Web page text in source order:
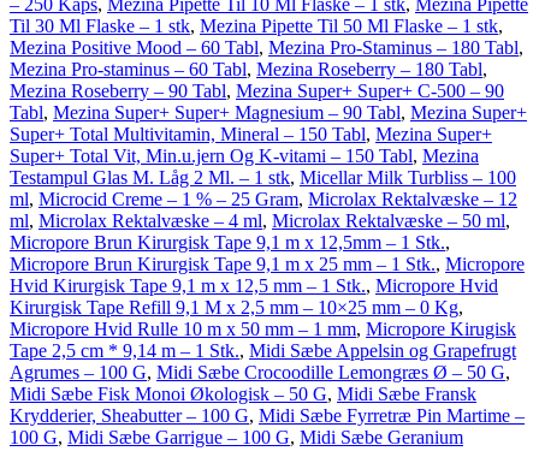
– 250 Kaps, Mezina Pipette Til 10 Ml Flaske – 1 stk, Mezina Pipette
Til 30 Ml Flaske – 1 stk, Mezina Pipette Til 50 Ml Flaske – 1 stk,
Mezina Positive Mood – 60 Tabl, Mezina Pro-Staminus – 180 Tabl,
Mezina Pro-staminus – 60 Tabl, Mezina Roseberry – 180 Tabl,
Mezina Roseberry – 90 Tabl, Mezina Super+ Super+ C-500 – 90
Tabl, Mezina Super+ Super+ Magnesium – 90 Tabl, Mezina Super+
Super+ Total Multivitamin, Mineral – 150 Tabl, Mezina Super+
Super+ Total Vit, Min.u.jern Og K-vitami – 150 Tabl, Mezina
Testampul Glas M. Låg 2 Ml. – 1 stk, Micellar Milk Turbliss – 100
ml, Microcid Creme – 1 % – 25 Gram, Microlax Rektalvæske – 12
ml, Microlax Rektalvæske – 4 ml, Microlax Rektalvæske – 50 ml,
Micropore Brun Kirurgisk Tape 9,1 m x 12,5mm – 1 Stk.,
Micropore Brun Kirurgisk Tape 9,1 m x 25 mm – 1 Stk., Micropore
Hvid Kirurgisk Tape 9,1 m x 12,5 mm – 1 Stk., Micropore Hvid
Kirurgisk Tape Refill 9,1 M x 2,5 mm – 10×25 mm – 0 Kg,
Micropore Hvid Rulle 10 m x 50 mm – 1 mm, Micropore Kirugisk
Tape 2,5 cm * 9,14 m – 1 Stk., Midi Sæbe Appelsin og Grapefrugt
Agrumes – 100 G, Midi Sæbe Crocoodille Lemongræs Ø – 50 G,
Midi Sæbe Fisk Monoi Økologisk – 50 G, Midi Sæbe Fransk
Krydderier, Sheabutter – 100 G, Midi Sæbe Fyrretræ Pin Martime –
100 G, Midi Sæbe Garrigue – 100 G, Midi Sæbe Geranium